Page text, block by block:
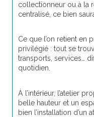
collectionneur ou à la
centralisé, ce bien
Ce que l’on retient en
privilégié : tout se
transports, services…
quotidien.
À l’intérieur, l’atelier
belle hauteur et un
bien l’installation d’un